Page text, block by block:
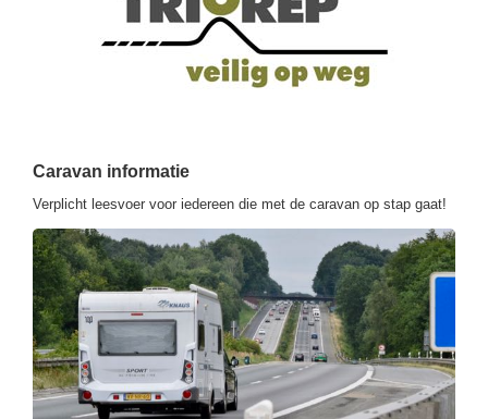
Caravan informatie
Verplicht leesvoer voor iedereen die met de caravan op stap gaat!